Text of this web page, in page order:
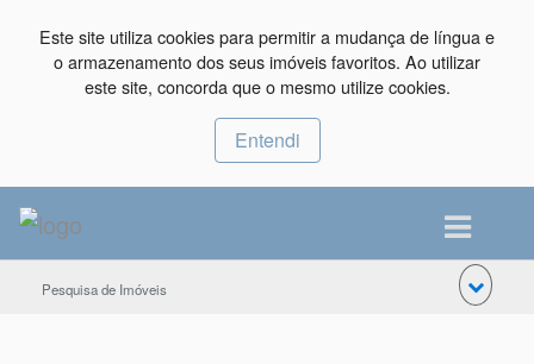
Este site utiliza cookies para permitir a mudança de língua e
o armazenamento dos seus imóveis favoritos. Ao utilizar
este site, concorda que o mesmo utilize cookies.
Entendi
Pesquisa de Imóveis